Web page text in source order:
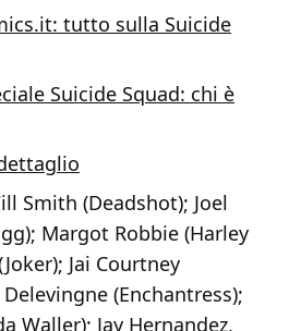
tutto sulla Suicide
Suicide Squad: chi è
Smith (Deadshot); Joel
Margot Robbie (Harley
Jai Courtney
(Enchantress);
Waller); Jay Hernandez,